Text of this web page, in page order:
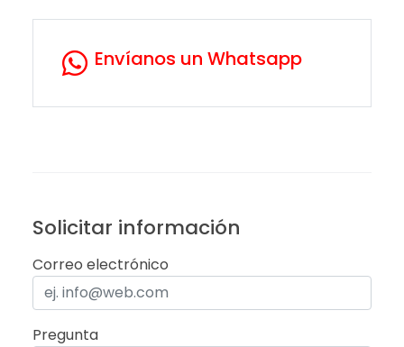
Envíanos un Whatsapp
Solicitar información
Correo electrónico
Pregunta